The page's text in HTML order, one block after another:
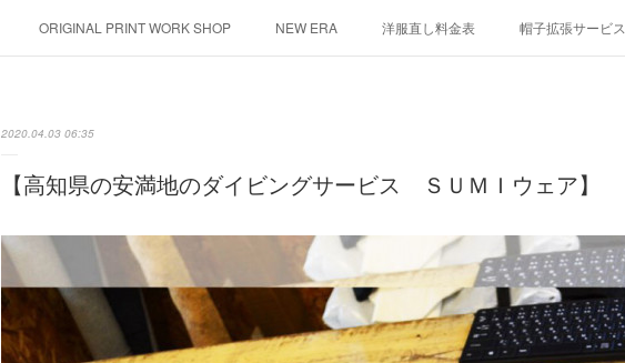
ORIGINAL PRINT WORK SHOP NEW ERA 洋服直し料金表 帽子拡張サービス
2020.04.03 06:35
【高知県の安満地のダイビングサービス ＳＵＭＩウェア】